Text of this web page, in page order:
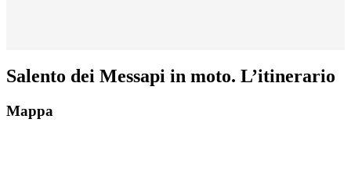
Salento dei Messapi in moto. L’itinerario
Mappa